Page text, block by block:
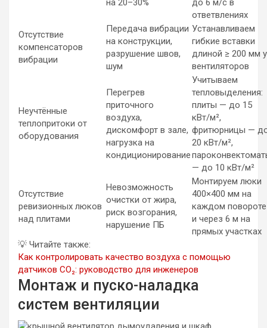
на 20–30%
до 6 м/с в
ответвлениях
Отсутствие
компенсаторов
вибрации
Передача вибрации
на конструкции,
разрушение швов,
шум
Устанавливаем
гибкие вставки
длиной ≥ 200 мм у
вентиляторов
Неучтённые
теплопритоки от
оборудования
Перегрев
приточного
воздуха,
дискомфорт в зале,
нагрузка на
кондиционирование
Учитываем
тепловыделения:
плиты — до 15
кВт/м²,
фритюрницы —
20 кВт/м²,
— до 10 кВт/м²
Отсутствие
ревизионных люков
над плитами
Невозможность
очистки от жира,
риск возгорания,
нарушение ПБ
Монтируем люки
400×400 мм на
каждом повороте
и через 6 м на
прямых участках
💡 Читайте также:
Как контролировать качество воздуха с помощью
датчиков CO₂: руководство для инженеров
Монтаж и пуско-наладка
систем вентиляции